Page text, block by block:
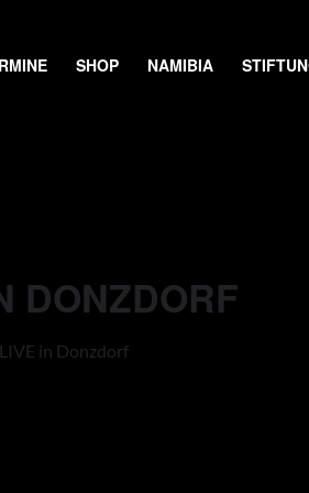
SHOP NAMIBIA
DONZDORF
in Donzdorf